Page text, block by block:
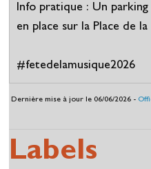
Info pratique : Un
en place sur la Place de
#fetedelamusique2026
Dernière mise à jour le 06/06/2026 -
Labels